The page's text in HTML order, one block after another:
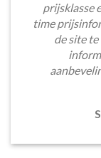
prijsklasse
time
de site